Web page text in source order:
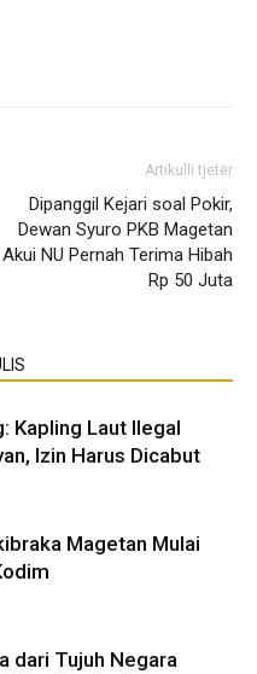
Artikulli tjetër
Dipanggil Kejari soal Pokir,
Dewan Syuro PKB Magetan
Akui NU Pernah Terima Hibah
Rp 50 Juta
Kapling Laut Ilegal
Izin Harus Dicabut
Magetan Mulai
dari Tujuh Negara